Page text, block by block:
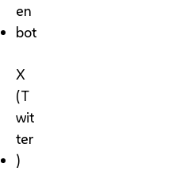
en
bot
X
(T
wit
ter
)